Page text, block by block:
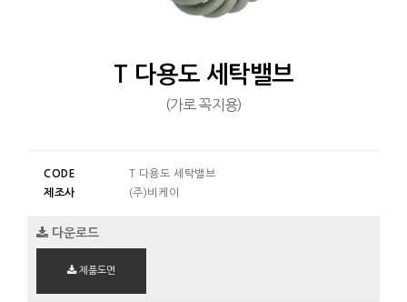
T 다용도 세탁밸브
(가로 꼭지용)
CODE
T 다용도 세탁밸브
제조사
(주)비케이
다운로드
제품도면